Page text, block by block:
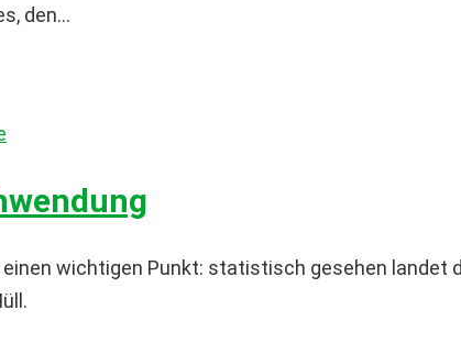
den...
wichtigen Punkt: statistisch gesehen landet